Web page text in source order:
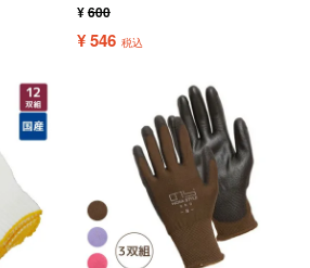
¥600
¥546 税込